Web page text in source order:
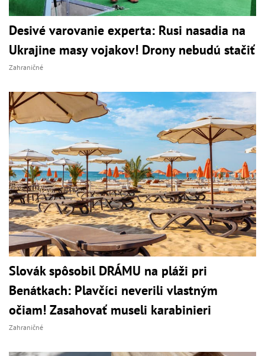
Desivé varovanie experta: Rusi nasadia na
Ukrajine masy vojakov! Drony nebudú stačiť
Zahraničné
Slovák spôsobil DRÁMU na pláži pri
Benátkach: Plavčíci neverili vlastným
očiam! Zasahovať museli karabinieri
Zahraničné